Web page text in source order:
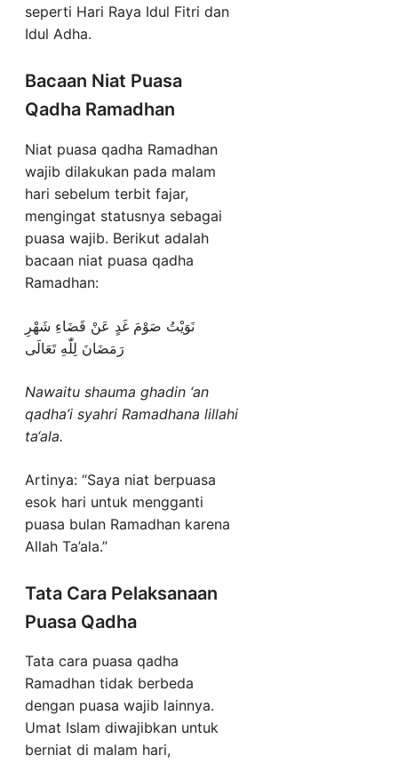
seperti Hari Raya Idul Fitri dan
Idul Adha.
Bacaan Niat Puasa
Qadha Ramadhan
Niat puasa qadha Ramadhan
wajib dilakukan pada malam
hari sebelum terbit fajar,
mengingat statusnya sebagai
puasa wajib. Berikut adalah
bacaan niat puasa qadha
Ramadhan:
نَوَيْتُ صَوْمَ غَدٍ عَنْ قَضَاءِ شَهْرِ
رَمَضَانَ لِلّٰهِ تَعَالَى
Nawaitu shauma ghadin ‘an
qadha’i syahri Ramadhana lillahi
ta‘ala.
Artinya: “Saya niat berpuasa
esok hari untuk mengganti
puasa bulan Ramadhan karena
Allah Ta’ala.”
Tata Cara Pelaksanaan
Puasa Qadha
Tata cara puasa qadha
Ramadhan tidak berbeda
dengan puasa wajib lainnya.
Umat Islam diwajibkan untuk
berniat di malam hari,